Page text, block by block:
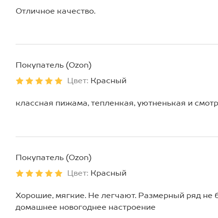
Отличное качество.
Покупатель (Ozon)
Цвет: Красный
классная пижама, тепленкая, уютненькая и
Покупатель (Ozon)
Цвет: Красный
Хорошие, мягкие. Не легчают. Размерный ряд не
домашнее новогоднее настроение